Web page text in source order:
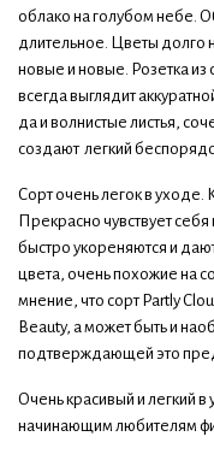
облако на голубом небе.
длительное. Цветы долго
новые и новые. Розетка
всегда выглядит
да и волнистые листья,
создают легкий
Сорт очень легок в уходе.
Прекрасно чувствует
быстро укореняются и
цвета, очень похожие на
мнение, что сорт Partly
Beauty, а может быть и
подтверждающей это
Очень красивый и легкий
начинающим любителям